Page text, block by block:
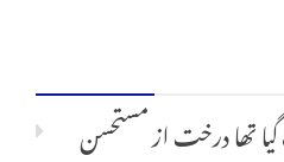
تھا درختازمستحسن